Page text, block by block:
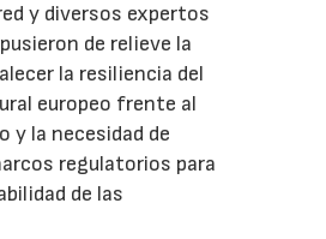
y diversos expertos
de relieve la
la resiliencia del
europeo frente al
y la necesidad de
regulatorios para
de las